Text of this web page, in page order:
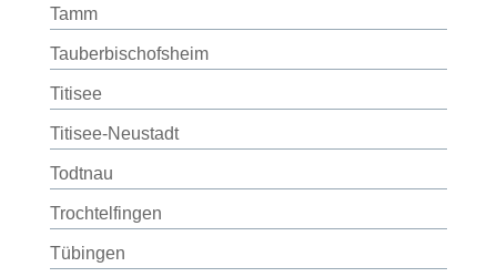
Tamm
Tauberbischofsheim
Titisee
Titisee-Neustadt
Todtnau
Trochtelfingen
Tübingen